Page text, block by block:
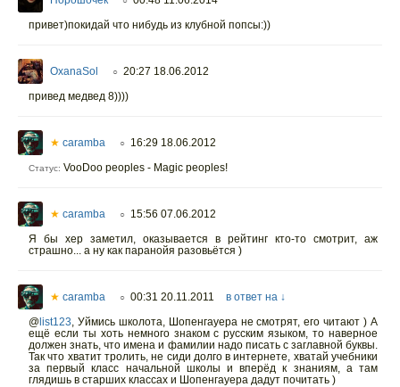
привет)покидай что нибудь из клубной попсы:))
OxanaSol ○ 20:27 18.06.2012
привед медвед 8))))
★ caramba ○ 16:29 18.06.2012
Статус: VooDoo peoples - Magic peoples!
★ caramba ○ 15:56 07.06.2012
Я бы хер заметил, оказывается в рейтинг кто-то смотрит, аж
страшно... а ну как паранойя разовьётся )
★ caramba ○ 00:31 20.11.2011
в ответ на ↓
@ list123, Уймись школота, Шопенгауера не смотрят, его читают ) А
ещё если ты хоть немного знаком с русским языком, то наверное
должен знать, что имена и фамилии надо писать с заглавной буквы.
Так что хватит тролить, не сиди долго в интернете, хватай учебники
за первый класс начальной школы и вперёд к знаниям, а там
глядишь в старших классах и Шопенгауера дадут почитать )